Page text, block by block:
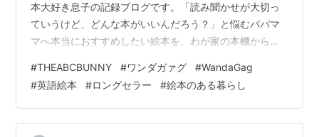
本大好き息子の記録ブログです。「読み聞かせが大切っ
ていうけど、どんな本がいいんだろう？」と悩むパパマ
マへ本当におすすめしたい絵本を、わが家の本棚から厳
もお届けしています✍気になる絵本があったら、ぜひ読
者登録おねがいします♬ ＊＊＊ 絵本といえば、色鮮やか
な表紙やかわいらしい絵というイメージですが、今回は
モノクロの古典絵本を紹介します。『THE ABC
#THEABCBUNNY #ワンダガァグ #WandaGag
#英語絵本 #ロングセラー #絵本のある暮らし